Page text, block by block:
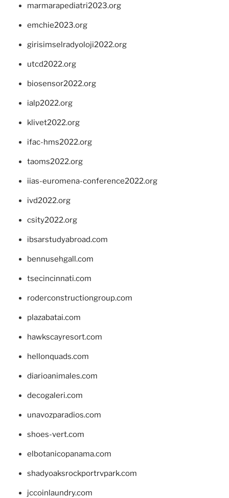
marmarapediatri2023.org
emchie2023.org
girisimselradyoloji2022.org
utcd2022.org
biosensor2022.org
ialp2022.org
klivet2022.org
ifac-hms2022.org
taoms2022.org
iias-euromena-conference2022.org
ivd2022.org
csity2022.org
ibsarstudyabroad.com
bennusehgall.com
tsecincinnati.com
roderconstructiongroup.com
plazabatai.com
hawkscayresort.com
hellonquads.com
diarioanimales.com
decogaleri.com
unavozparadios.com
shoes-vert.com
elbotanicopanama.com
shadyoaksrockportrvpark.com
jccoinlaundry.com